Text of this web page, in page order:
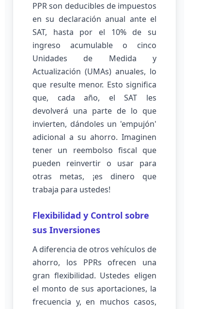
PPR son deducibles de impuestos
en su declaración anual ante el
SAT, hasta por el 10% de su
ingreso acumulable o cinco
Unidades de Medida y
Actualización (UMAs) anuales, lo
que resulte menor. Esto significa
que, cada año, el SAT les
devolverá una parte de lo que
invierten, dándoles un 'empujón'
adicional a su ahorro. Imaginen
tener un reembolso fiscal que
pueden reinvertir o usar para
otras metas, ¡es dinero que
trabaja para ustedes!
Flexibilidad y Control sobre
sus Inversiones
A diferencia de otros vehículos de
ahorro, los PPRs ofrecen una
gran flexibilidad. Ustedes eligen
el monto de sus aportaciones, la
frecuencia y, en muchos casos,